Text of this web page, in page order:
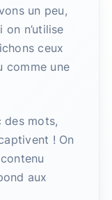
un peu,
n’utilise
ceux
comme une
des mots,
! On
aux